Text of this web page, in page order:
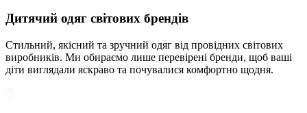
Дитячий одяг світових брендів
Стильний, якісний та зручний одяг від провідних світових
виробників. Ми обираємо лише перевірені бренди, щоб ваші
діти виглядали яскраво та почувалися комфортно щодня.